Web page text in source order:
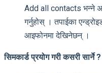
Add all contacts भन्ने
गर्नुहोस् । तपाईका
आइफोनमा देखिनेछन् ।
सिमकार्ड प्रयोग गरी कसरी सार्ने ?